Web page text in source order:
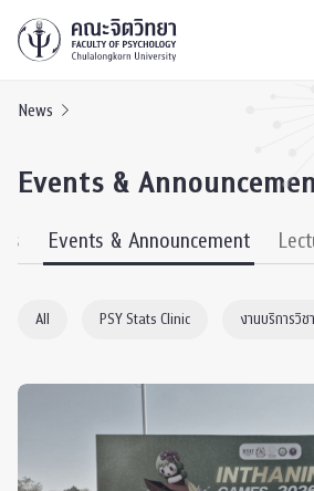
News
Events &
Events & Announcement
All PSY Stats Clinic งานบริการวิช